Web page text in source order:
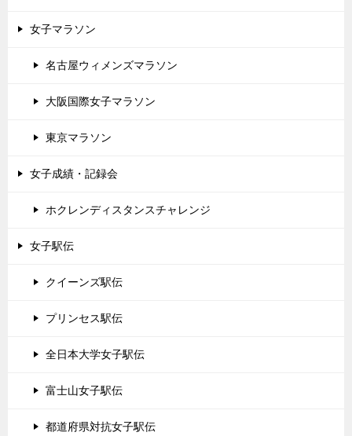
女子マラソン
名古屋ウィメンズマラソン
大阪国際女子マラソン
東京マラソン
女子成績・記録会
ホクレンディスタンスチャレンジ
女子駅伝
クイーンズ駅伝
プリンセス駅伝
全日本大学女子駅伝
富士山女子駅伝
都道府県対抗女子駅伝